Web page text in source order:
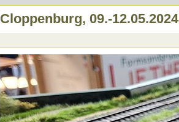
Cloppenburg, 09.-12.05.2024